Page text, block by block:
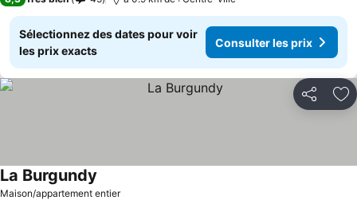
Sélectionnez des dates pour voir
les prix exacts
Consulter les prix
Partager
Maison/appartement entier
La Burgundy